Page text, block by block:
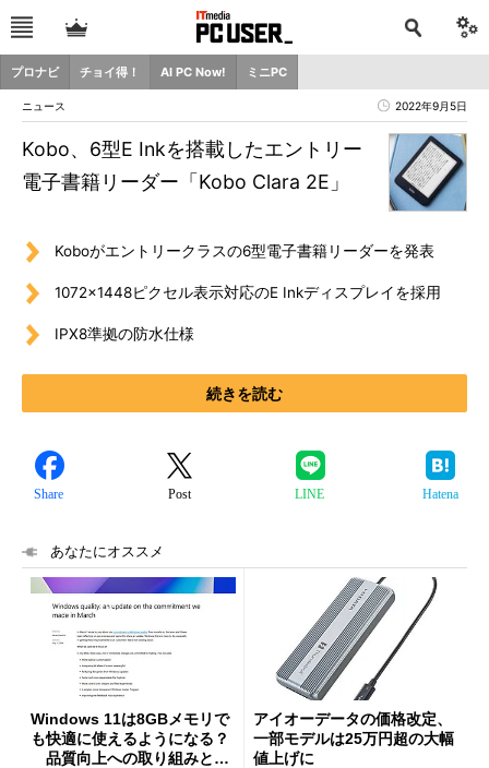
プロナビ チョイ得！ AI PC Now! ミニPC
ニュース 2022年9月5日
Kobo、6型E Inkを搭載したエントリー
電子書籍リーダー「Kobo Clara 2E」
Koboがエントリークラスの6型電子書籍リーダーを発表
1072×1448ピクセル表示対応のE Inkディスプレイを採用
IPX8準拠の防水仕様
続きを読む
Share Post LINE Hatena
あなたにオススメ
Windows 11は8GBメモリで
も快適に使えるようになる？
品質向上への取り組みと
アイオーデータの価格改定、
一部モデルは25万円超の大幅
値上げに